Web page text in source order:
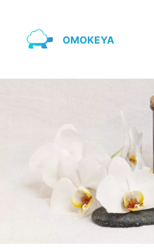
OMOKEYA